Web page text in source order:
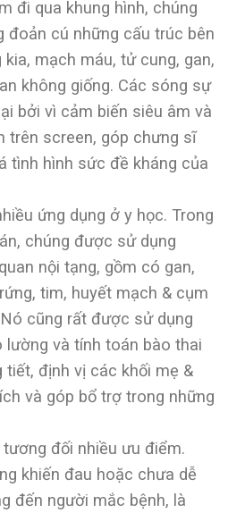
đi qua khung hình, chúng
đoản cú những cấu trúc bên
mạch máu, tử cung, gan,
không giống. Các sóng sự
bởi vì cảm biến siêu âm và
trên screen, góp chưng sĩ
tình hình sức đề kháng của
ứng dụng ở y học. Trong
chúng được sử dụng
nội tạng, gồm có gan,
tim, huyết mạch & cụm
cũng rất được sử dụng
lường và tính toán bào thai
định vị các khối mẹ &
và góp bổ trợ trong những
đối nhiều ưu điểm.
khiến đau hoặc chưa dễ
đến người mắc bệnh, là